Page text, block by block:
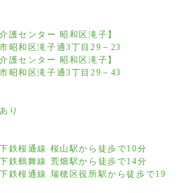
護センター 昭和区滝子】
昭和区滝子通3丁目29－23
護センター 昭和区滝子】
昭和区滝子通3丁目29－43
り
鉄桜通線 桜山駅から徒歩で10分
鉄鶴舞線 荒畑駅から徒歩で14分
鉄桜通線 瑞穂区役所駅から徒歩で19